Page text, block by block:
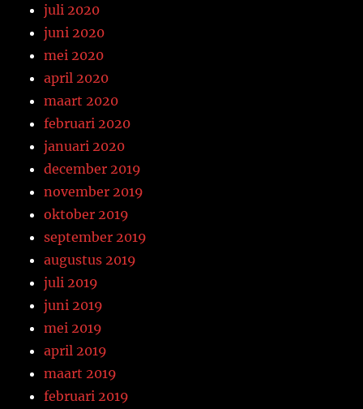
juli 2020
juni 2020
mei 2020
april 2020
maart 2020
februari 2020
januari 2020
december 2019
november 2019
oktober 2019
september 2019
augustus 2019
juli 2019
juni 2019
mei 2019
april 2019
maart 2019
februari 2019